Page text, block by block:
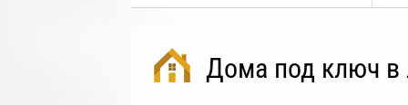
Дома под ключ в